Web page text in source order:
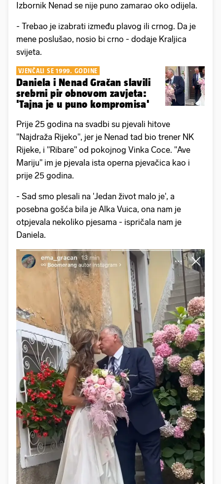
Izbornik Nenad se nije puno zamarao oko odijela.
- Trebao je izabrati između plavog ili crnog. Da je
mene poslušao, nosio bi crno - dodaje Kraljica
svijeta.
VJENČALI SE 1999. GODINE
Daniela i Nenad Gračan slavili
srebrni pir obnovom zavjeta:
'Tajna je u puno kompromisa'
Prije 25 godina na svadbi su pjevali hitove
''Najdraža Rijeko'', jer je Nenad tad bio trener NK
Rijeke, i ''Ribare'' od pokojnog Vinka Coce. ''Ave
Mariju'' im je pjevala ista operna pjevačica kao i
prije 25 godina.
- Sad smo plesali na 'Jedan život malo je', a
posebna gošća bila je Alka Vuica, ona nam je
otpjevala nekoliko pjesama - ispričala nam je
Daniela.